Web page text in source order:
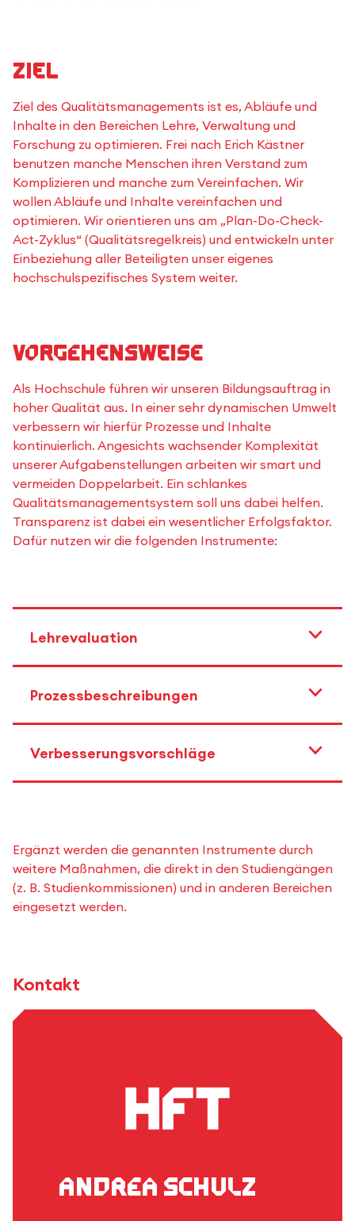
Ziel
Ziel des Qualitätsmanagements ist es, Abläufe und
Inhalte in den Bereichen Lehre, Verwaltung und
Forschung zu optimieren. Frei nach Erich Kästner
benutzen manche Menschen ihren Verstand zum
Komplizieren und manche zum Vereinfachen. Wir
wollen Abläufe und Inhalte vereinfachen und
optimieren. Wir orientieren uns am „Plan-Do-Check-
Act-Zyklus“ (Qualitätsregelkreis) und entwickeln unter
Einbeziehung aller Beteiligten unser eigenes
hochschulspezifisches System weiter.
Vorgehensweise
Als Hochschule führen wir unseren Bildungsauftrag in
hoher Qualität aus. In einer sehr dynamischen Umwelt
verbessern wir hierfür Prozesse und Inhalte
kontinuierlich. Angesichts wachsender Komplexität
unserer Aufgabenstellungen arbeiten wir smart und
vermeiden Doppelarbeit. Ein schlankes
Qualitätsmanagementsystem soll uns dabei helfen.
Transparenz ist dabei ein wesentlicher Erfolgsfaktor.
Dafür nutzen wir die folgenden Instrumente:
Lehrevaluation
Prozessbeschreibungen
Verbesserungsvorschläge
Ergänzt werden die genannten Instrumente durch
weitere Maßnahmen, die direkt in den Studiengängen
(z. B. Studienkommissionen) und in anderen Bereichen
eingesetzt werden.
Kontakt
Andrea Schulz